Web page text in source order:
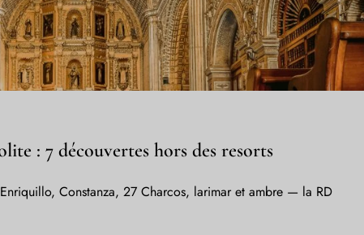
: 7 découvertes hors des resorts
Constanza, 27 Charcos, larimar et ambre — la RD